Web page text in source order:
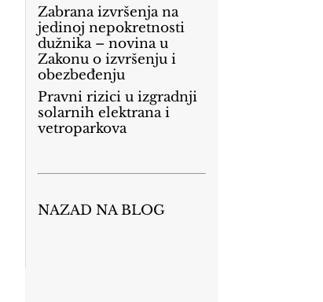
Zabrana izvršenja na
jedinoj nepokretnosti
dužnika – novina u
Zakonu o izvršenju i
obezbeđenju
Pravni rizici u izgradnji
solarnih elektrana i
vetroparkova
NAZAD NA BLOG